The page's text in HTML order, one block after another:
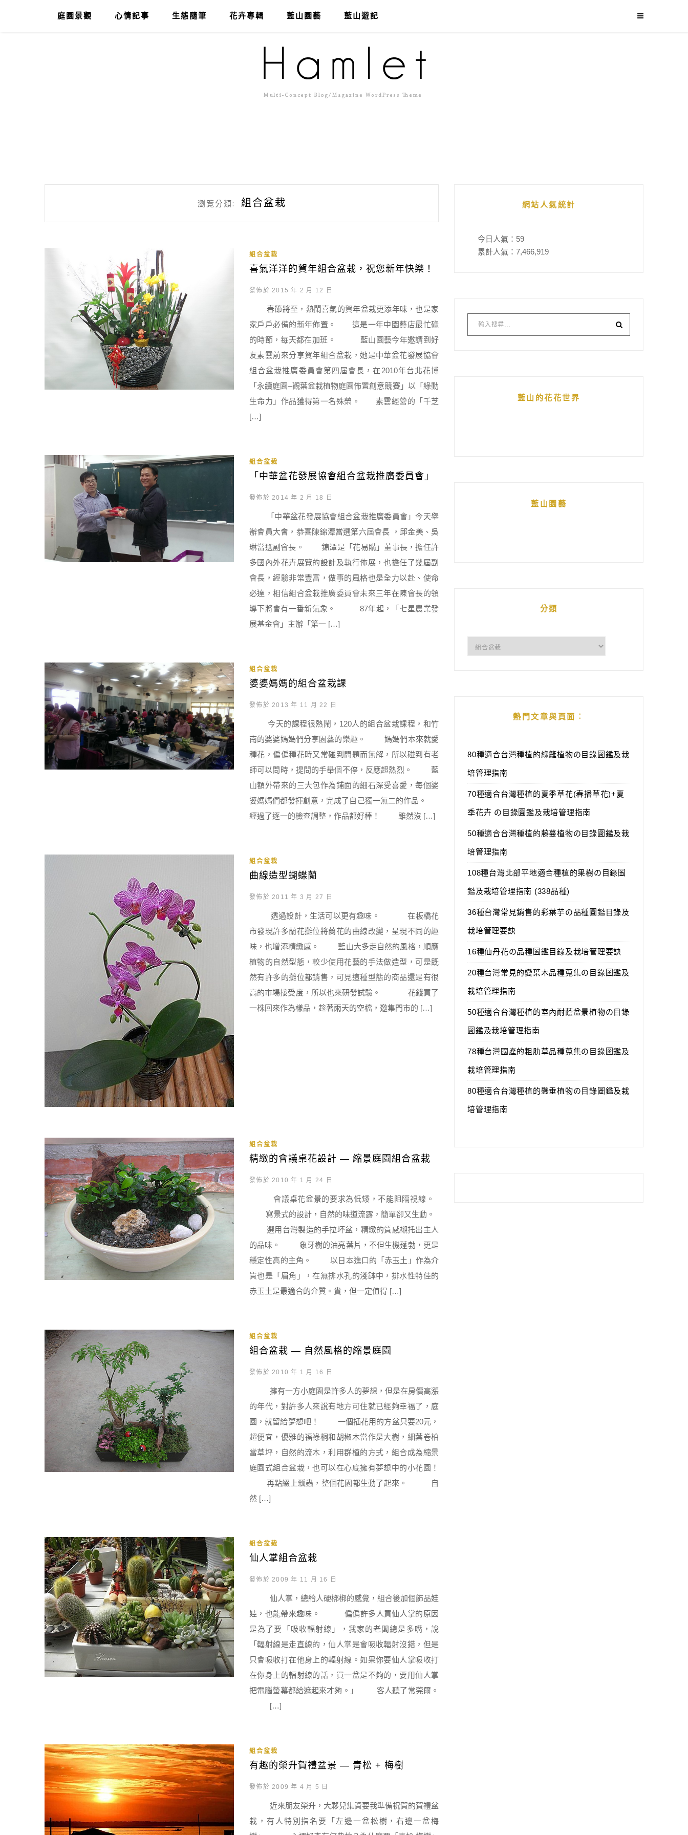
庭園景觀 心情記事 生態隨筆 花卉專輯 藍山園藝 藍山遊記
瀏覽分類: 組合盆栽
組合盆栽
喜氣洋洋的賀年組合盆栽，祝您新年快樂！
發佈於 2015 年 2 月 12 日
春節將至，熱鬧喜氣的賀年盆栽更添年味，也是家
家戶戶必備的新年佈置。 這是一年中園藝店最忙碌
的時節，每天都在加班。 藍山園藝今年邀請到好
友素雲前來分享賀年組合盆栽，她是中華盆花發展協會
組合盆栽推廣委員會第四屆會長，在2010年台北花博
「永續庭園–觀葉盆栽植物庭園佈置創意競賽」以「綠動
生命力」作品獲得第一名殊榮。 素雲經營的「千芝
[…]
組合盆栽
「中華盆花發展協會組合盆栽推廣委員會」
發佈於 2014 年 2 月 18 日
「中華盆花發展協會組合盆栽推廣委員會」今天舉
辦會員大會，恭喜陳錦潭當選第六屆會長 ，邱金美、吳
琳當選副會長。 錦潭是「花易購」董事長，擔任許
多國內外花卉展覽的設計及執行佈展，也擔任了幾屆副
會長，經驗非常豐富，做事的風格也是全力以赴、使命
必達，相信組合盆栽推廣委員會未來三年在陳會長的領
導下將會有一番新氣象。 87年起，「七星農業發
展基金會」主辦「第一 […]
組合盆栽
婆婆媽媽的組合盆栽課
發佈於 2013 年 11 月 22 日
今天的課程很熱鬧，120人的組合盆栽課程，和竹
南的婆婆媽媽們分享園藝的樂趣。 媽媽們本來就愛
種花，偏偏種花時又常碰到問題而無解，所以碰到有老
師可以問時，提問的手舉個不停，反應超熱烈。 藍
山額外帶來的三大包作為鋪面的細石深受喜愛，每個婆
婆媽媽們都發揮創意，完成了自己獨一無二的作品。
經過了逐一的檢查調整，作品都好棒！ 雖然沒 […]
組合盆栽
曲線造型蝴蝶蘭
發佈於 2011 年 3 月 27 日
透過設計，生活可以更有趣味。 在板橋花
市發現許多蘭花攤位將蘭花的曲線改變，呈現不同的趣
味，也增添精緻感。 藍山大多走自然的風格，順應
植物的自然型態，較少使用花藝的手法做造型，可是既
然有許多的攤位都銷售，可見這種型態的商品還是有很
高的市場接受度，所以也來研發試驗。 花錢買了
一株回來作為樣品，趁著雨天的空檔，邀集門市的 […]
組合盆栽
精緻的會議桌花設計 — 縮景庭園組合盆栽
發佈於 2010 年 1 月 24 日
會議桌花盆景的要求為低矮，不能阻隔視線。
寫景式的設計，自然的味道流露，簡單卻又生動。
選用台灣製造的手拉坏盆，精緻的質感襯托出主人
的品味。 象牙樹的油亮葉片，不但生機蓬勃，更是
穩定性高的主角。 以日本進口的「赤玉土」作為介
質也是「眉角」，在無排水孔的淺缽中，排水性特佳的
赤玉土是最適合的介質。貴，但一定值得 […]
組合盆栽
組合盆栽 — 自然風格的縮景庭園
發佈於 2010 年 1 月 16 日
擁有一方小庭園是許多人的夢想，但是在房價高漲
的年代，對許多人來說有地方可住就已經夠幸福了，庭
園，就留給夢想吧！ 一個插花用的方盆只要20元，
超便宜，優雅的福祿桐和胡椒木當作是大樹，細葉卷柏
當草坪，自然的流木，利用群植的方式，組合成為縮景
庭園式組合盆栽，也可以在心底擁有夢想中的小花園！
再點綴上瓢蟲，整個花園都生動了起來。 自
然 […]
組合盆栽
仙人掌組合盆栽
發佈於 2009 年 11 月 16 日
仙人掌，總給人硬梆梆的感覺，組合後加個飾品娃
娃，也能帶來趣味。 偏偏許多人買仙人掌的原因
是為了要「吸收輻射線」，我家的老闆總是多嘴，說
「輻射線是走直線的，仙人掌是會吸收輻射沒錯，但是
只會吸收打在他身上的輻射線。如果你要仙人掌吸收打
在你身上的輻射線的話，買一盆是不夠的，要用仙人掌
把電腦螢幕都給遮起來才夠。」 客人聽了常莞爾。
[…]
組合盆栽
有趣的榮升賀禮盆景 — 青松 + 梅樹
發佈於 2009 年 4 月 5 日
近來朋友榮升，大夥兒集資要我準備祝賀的賀禮盆
栽，有人特別指名要「左邊一盆松樹，右邊一盆梅
網站人氣統計
今日人氣： 59
累計人氣： 7,466,919
藍山的花花世界
藍山園藝
分類
熱門文章與頁面︰
80種適合台灣種植的綠籬植物の目錄圖鑑及栽
培管理指南
70種適合台灣種植的夏季草花(春播草花)+夏
季花卉 の目錄圖鑑及栽培管理指南
50種適合台灣種植的藤蔓植物の目錄圖鑑及栽
培管理指南
108種台灣北部平地適合種植的果樹の目錄圖
鑑及栽培管理指南 (338品種)
36種台灣常見銷售的彩葉芋の品種圖鑑目錄及
栽培管理要訣
16種仙丹花の品種圖鑑目錄及栽培管理要訣
20種台灣常見的變葉木品種蒐集の目錄圖鑑及
栽培管理指南
50種適合台灣種植的室內耐蔭盆景植物の目錄
圖鑑及栽培管理指南
78種台灣國產的粗肋草品種蒐集の目錄圖鑑及
栽培管理指南
80種適合台灣種植的懸垂植物の目錄圖鑑及栽
培管理指南